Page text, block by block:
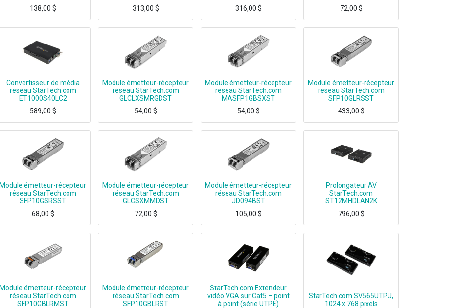
138,00 $
313,00 $
316,00 $
72,00 $
Convertisseur de média
réseau StarTech.com
ET1000S40LC2
589,00 $
Module émetteur-récepteur
réseau StarTech.com
GLCLXSMRGDST
54,00 $
Module émetteur-récepteur
réseau StarTech.com
MASFP1GBSXST
54,00 $
Module émetteur-récepteur
réseau StarTech.com
SFP10GLRSST
433,00 $
Module émetteur-récepteur
réseau StarTech.com
SFP10GSRSST
68,00 $
Module émetteur-récepteur
réseau StarTech.com
GLCSXMMDST
72,00 $
Module émetteur-récepteur
réseau StarTech.com
JD094BST
105,00 $
Prolongateur AV
StarTech.com
ST12MHDLAN2K
796,00 $
Module émetteur-récepteur
réseau StarTech.com
SFP10GBLRMST
Module émetteur-récepteur
réseau StarTech.com
SFP10GBLRST
StarTech.com Extendeur
vidéo VGA sur Cat5 – point
à point (série UTPE)
StarTech.com SV565UTPU,
1024 x 768 pixels